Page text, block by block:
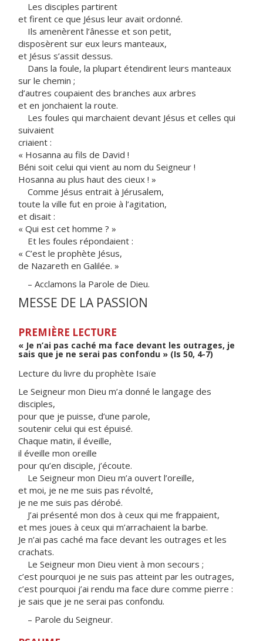
Les disciples partirent
et firent ce que Jésus leur avait ordonné.
Ils amenèrent l’ânesse et son petit,
disposèrent sur eux leurs manteaux,
et Jésus s’assit dessus.
Dans la foule, la plupart étendirent leurs manteaux
sur le chemin ;
d’autres coupaient des branches aux arbres
et en jonchaient la route.
Les foules qui marchaient devant Jésus et celles qui
suivaient
criaient :
« Hosanna au fils de David !
Béni soit celui qui vient au nom du Seigneur !
Hosanna au plus haut des cieux ! »
Comme Jésus entrait à Jérusalem,
toute la ville fut en proie à l’agitation,
et disait :
« Qui est cet homme ? »
Et les foules répondaient :
« C’est le prophète Jésus,
de Nazareth en Galilée. »
– Acclamons la Parole de Dieu.
MESSE DE LA PASSION
PREMIÈRE LECTURE
« Je n’ai pas caché ma face devant les outrages, je
sais que je ne serai pas confondu » (Is 50, 4-7)
Lecture du livre du prophète Isaïe
Le Seigneur mon Dieu m’a donné le langage des
disciples,
pour que je puisse, d’une parole,
soutenir celui qui est épuisé.
Chaque matin, il éveille,
il éveille mon oreille
pour qu’en disciple, j’écoute.
Le Seigneur mon Dieu m’a ouvert l’oreille,
et moi, je ne me suis pas révolté,
je ne me suis pas dérobé.
J’ai présenté mon dos à ceux qui me frappaient,
et mes joues à ceux qui m’arrachaient la barbe.
Je n’ai pas caché ma face devant les outrages et les
crachats.
Le Seigneur mon Dieu vient à mon secours ;
c’est pourquoi je ne suis pas atteint par les outrages,
c’est pourquoi j’ai rendu ma face dure comme pierre :
je sais que je ne serai pas confondu.
– Parole du Seigneur.